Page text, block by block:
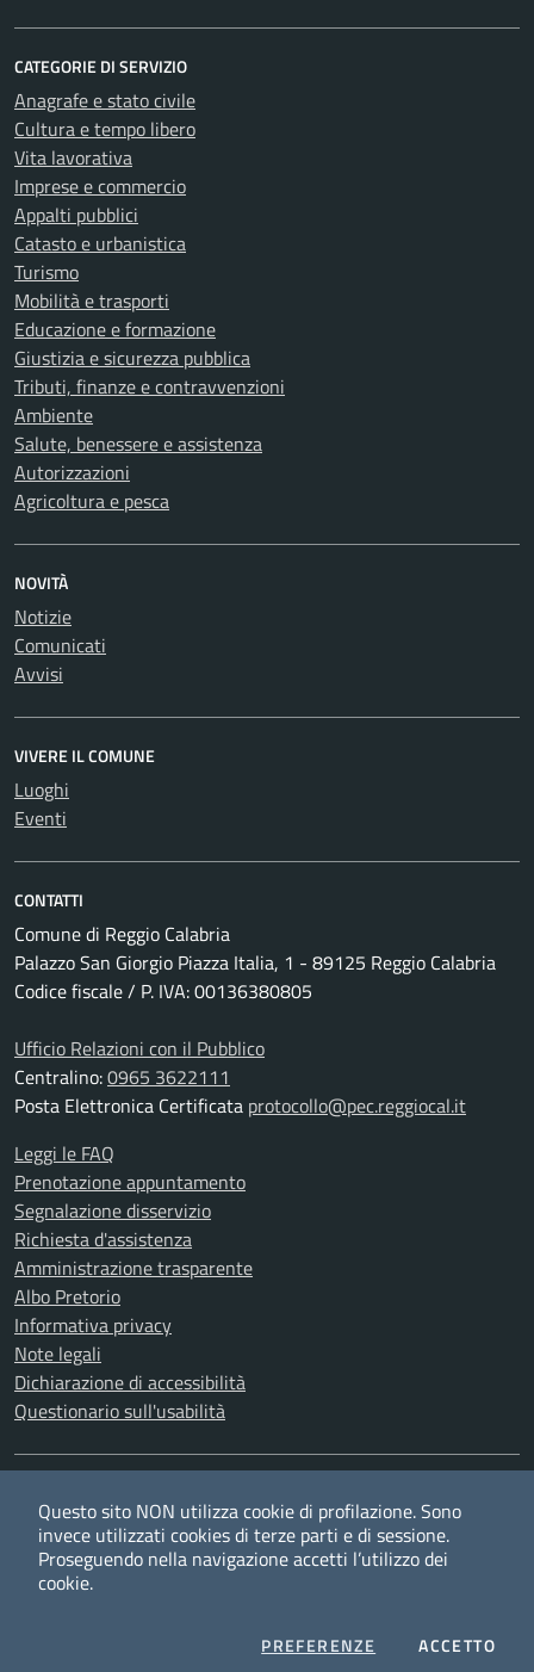
CATEGORIE DI SERVIZIO
Anagrafe e stato civile
Cultura e tempo libero
Vita lavorativa
Imprese e commercio
Appalti pubblici
Catasto e urbanistica
Turismo
Mobilità e trasporti
Educazione e formazione
Giustizia e sicurezza pubblica
Tributi, finanze e contravvenzioni
Ambiente
Salute, benessere e assistenza
Autorizzazioni
Agricoltura e pesca
NOVITÀ
Notizie
Comunicati
Avvisi
VIVERE IL COMUNE
Luoghi
Eventi
CONTATTI
Comune di Reggio Calabria
Palazzo San Giorgio Piazza Italia, 1 - 89125 Reggio Calabria
Codice fiscale / P. IVA: 00136380805
Ufficio Relazioni con il Pubblico
Centralino:0965 3622111
Posta Elettronica Certificata protocollo@pec.reggiocal.it
Leggi le FAQ
Prenotazione appuntamento
Segnalazione disservizio
Richiesta d'assistenza
Amministrazione trasparente
Albo Pretorio
Informativa privacy
Note legali
Dichiarazione di accessibilità
Questionario sull'usabilità
TwitterFacebookYouTubeRSS
Questo sito NON utilizza cookie di profilazione. Sono
invece utilizzati cookies di terze parti e di sessione.
Proseguendo nella navigazione accetti l’utilizzo dei
cookie.
PREFERENZE COOKIESACCETTOI